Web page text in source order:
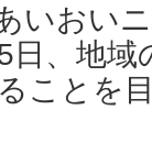
いおい
日、地
ことを